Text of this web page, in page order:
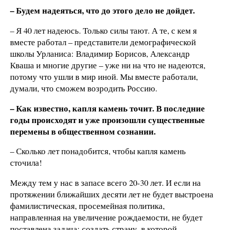
– Будем надеяться, что до этого дело не дойдет.
– Я 40 лет надеюсь. Только силы тают. А те, с кем я
вместе работал – представители демографической
школы Урланиса: Владимир Борисов, Александр
Кваша и многие другие – уже ни на что не надеются,
потому что ушли в мир иной. Мы вместе работали,
думали, что сможем возродить Россию.
– Как известно, капля камень точит. В последние
годы происходят и уже произошли существенные
перемены в общественном сознании.
– Сколько лет понадобится, чтобы капля камень
сточила!
Между тем у нас в запасе всего 20-30 лет. И если на
протяжении ближайших десяти лет не будет выстроена
фамилистическая, просемейная политика,
направленная на увеличение рождаемости, не будет